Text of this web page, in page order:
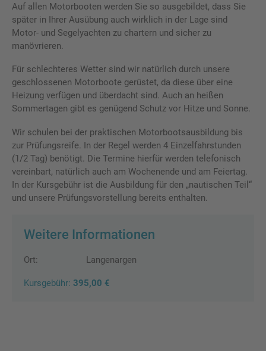
Auf allen Motorbooten werden Sie so ausgebildet, dass Sie
später in Ihrer Ausübung auch wirklich in der Lage sind
Motor- und Segelyachten zu chartern und sicher zu
manövrieren.
Für schlechteres Wetter sind wir natürlich durch unsere
geschlossenen Motorboote gerüstet, da diese über eine
Heizung verfügen und überdacht sind. Auch an heißen
Sommertagen gibt es genügend Schutz vor Hitze und Sonne.
Wir schulen bei der praktischen Motorbootsausbildung bis
zur Prüfungsreife. In der Regel werden 4 Einzelfahrstunden
(1/2 Tag) benötigt. Die Termine hierfür werden telefonisch
vereinbart, natürlich auch am Wochenende und am Feiertag.
In der Kursgebühr ist die Ausbildung für den „nautischen Teil“
und unsere Prüfungsvorstellung bereits enthalten.
Weitere Informationen
Ort: Langenargen
Kursgebühr: 395,00 €